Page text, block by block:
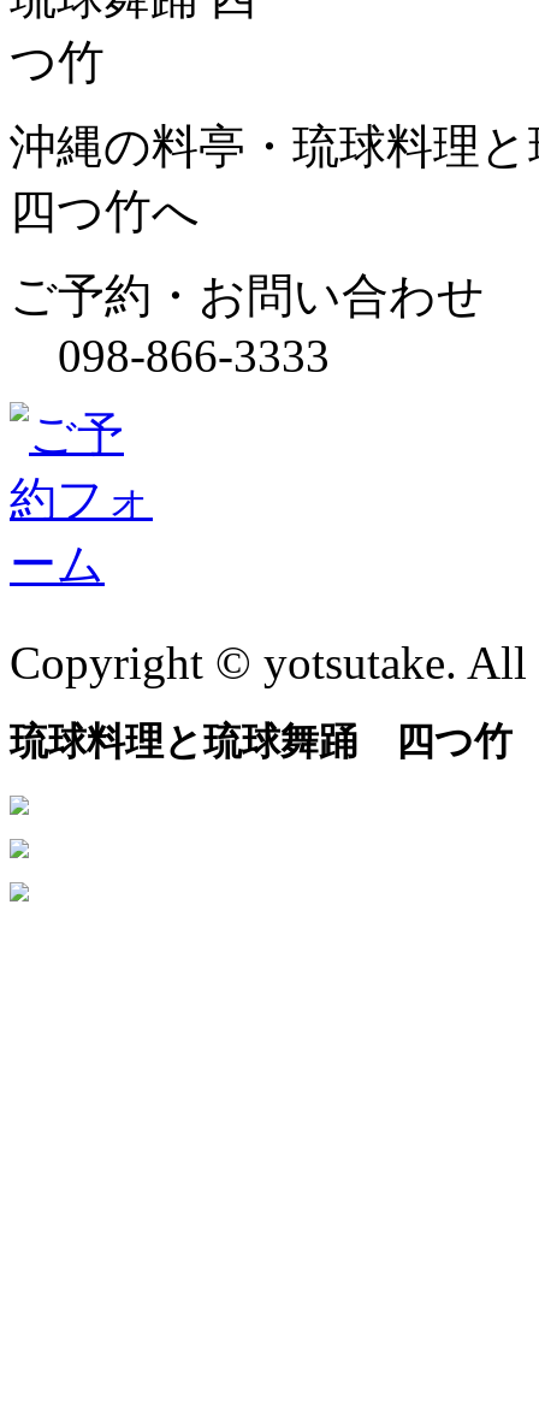
沖縄の料亭・琉球料理
四つ竹へ
ご予約・お問い合わせ
098-866-3333
Copyright © yotsutake. All
琉球料理と琉球舞踊 四つ竹